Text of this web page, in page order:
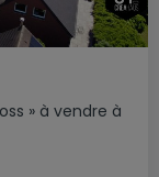
» à vendre à